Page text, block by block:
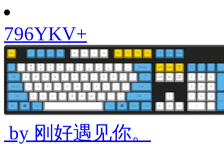
796YKV+
by 刚好遇见你。